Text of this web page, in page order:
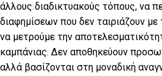
άλλους διαδικτυακούς τόπους, να
διαφημίσεων που δεν ταιριάζουν
να μετρούμε την
καμπάνιας. Δεν αποθηκεύουν
αλλά βασίζονται στη μοναδική